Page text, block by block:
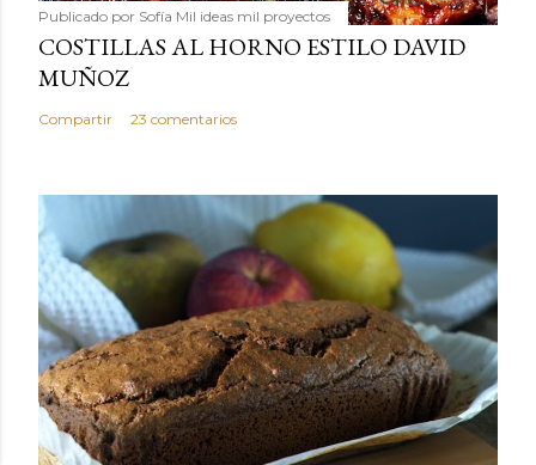
Publicado por Sofía Mil ideas mil proyectos
COSTILLAS AL HORNO ESTILO DAVID
MUÑOZ
Compartir 23 comentarios